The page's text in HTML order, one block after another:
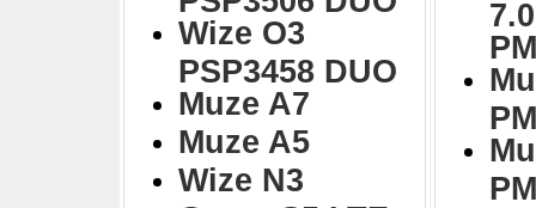
Wize O3
PSP3458 DUO
Muze A7
Muze A5
Wize N3